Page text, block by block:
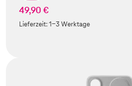
49,90 €
Lieferzeit:1-3 Werktage